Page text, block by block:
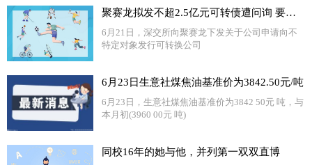
聚赛龙拟发不超2.5亿元可转债遭问询 要求说明前期募投项目尚未建成情况下扩大业务规模的必要性|每日快讯
6月21日，深交所向聚赛龙下发关于公司申请向不
特定对象发行可转换公司
6月23日生意社煤焦油基准价为3842.50元/吨
6月23日，生意社煤焦油基准价为3842 50元 吨，与
本月初(3960 00元 吨)
同校16年的她与他，并列第一双双直博